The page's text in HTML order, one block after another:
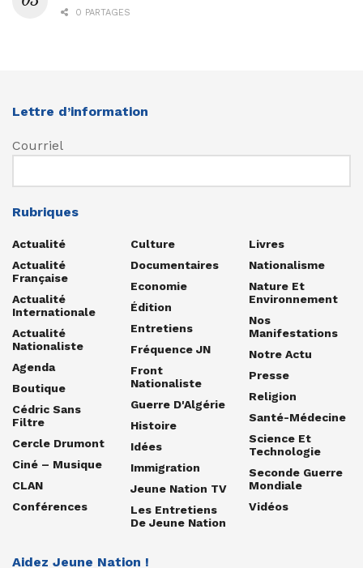
0 PARTAGES
Lettre d’information
Courriel
Rubriques
Actualité
Actualité
Française
Actualité
Internationale
Actualité
Nationaliste
Agenda
Boutique
Cédric Sans
Filtre
Cercle Drumont
Ciné – Musique
CLAN
Conférences
Culture
Documentaires
Economie
Édition
Entretiens
Fréquence JN
Front
Nationaliste
Guerre D'Algérie
Histoire
Idées
Immigration
Jeune Nation TV
Les Entretiens
De Jeune Nation
Livres
Nationalisme
Nature Et
Environnement
Nos
Manifestations
Notre Actu
Presse
Religion
Santé-Médecine
Science Et
Technologie
Seconde Guerre
Mondiale
Vidéos
Aidez Jeune Nation !